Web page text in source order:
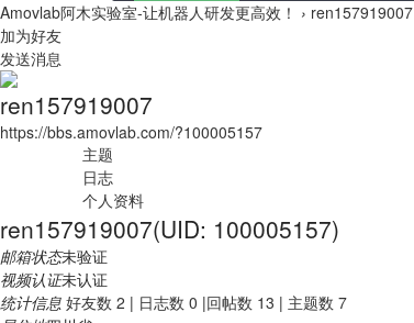
Amovlab阿木实验室-让机器人研发更高效！ › ren157919007
加为好友
发送消息
ren157919007
https://bbs.amovlab.com/?100005157
主题
日志
个人资料
ren157919007(UID: 100005157)
邮箱状态未验证
视频认证未认证
统计信息 好友数 2 | 日志数 0 |回帖数 13 | 主题数 7